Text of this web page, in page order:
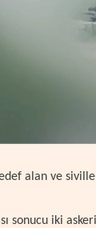
alan ve
sonucu iki